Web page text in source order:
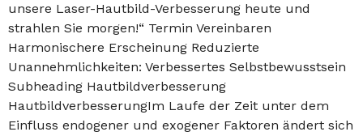
unsere Laser-Hautbild-Verbesserung heute und
strahlen Sie morgen!“ Termin Vereinbaren
Harmonischere Erscheinung Reduzierte
Unannehmlichkeiten: Verbessertes Selbstbewusstsein
Subheading Hautbildverbesserung
HautbildverbesserungIm Laufe der Zeit unter dem
Einfluss endogener und exogener Faktoren ändert sich